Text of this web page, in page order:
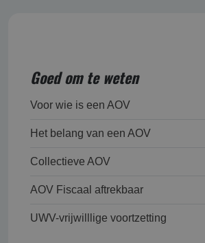
Goed om te weten
Voor wie is een AOV
Het belang van een AOV
Collectieve AOV
AOV Fiscaal aftrekbaar
UWV-vrijwilllige voortzetting